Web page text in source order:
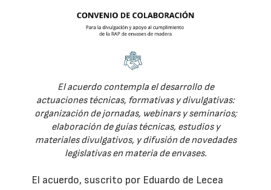
El acuerdo contempla el desarrollo de
actuaciones técnicas, formativas y divulgativas:
organización de jornadas, webinars y seminarios;
elaboración de guías técnicas, estudios y
materiales divulgativos, y difusión de novedades
legislativas en materia de envases.
El acuerdo, suscrito por Eduardo de Lecea